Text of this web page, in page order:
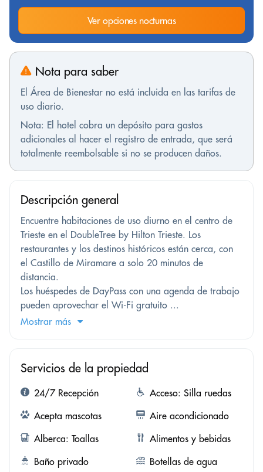
Ver opciones nocturnas
Nota para saber
El Área de Bienestar no está incluida en las tarifas de
uso diario.
Nota: El hotel cobra un depósito para gastos
adicionales al hacer el registro de entrada, que será
totalmente reembolsable si no se producen daños.
Descripción general
Encuentre habitaciones de uso diurno en el centro de
Trieste en el DoubleTree by Hilton Trieste. Los
restaurantes y los destinos históricos están cerca, con
el Castillo de Miramare a solo 20 minutos de
distancia.
Los huéspedes de DayPass con una agenda de trabajo
pueden aprovechar el Wi-Fi gratuito ...
Mostrar más
Servicios de la propiedad
24/7 Recepción
Acceso: Silla ruedas
Acepta mascotas
Aire acondicionado
Alberca: Toallas
Alimentos y bebidas
Baño privado
Botellas de agua